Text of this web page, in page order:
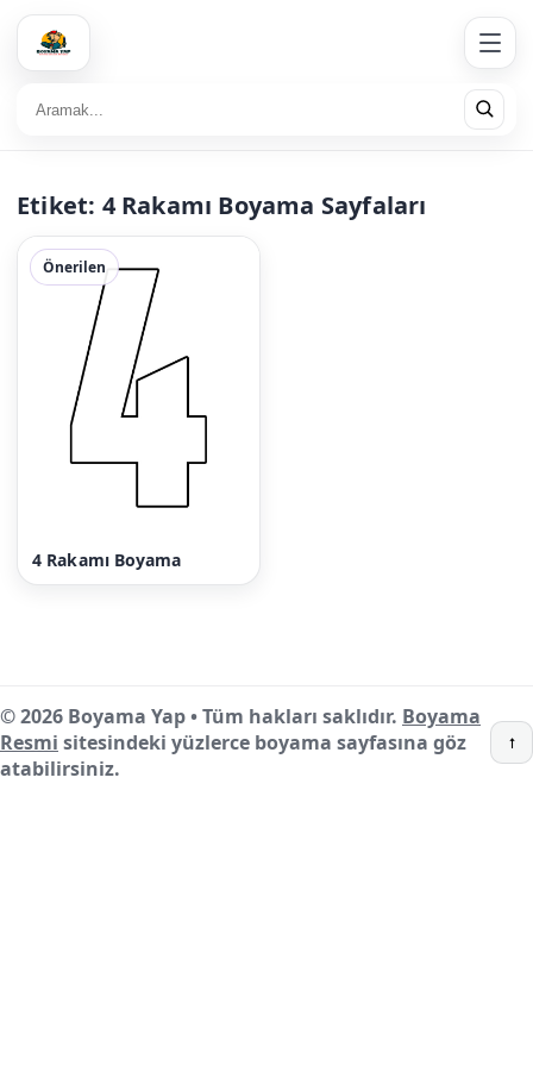
Etiket: 4 Rakamı Boyama Sayfaları
Önerilen
4 Rakamı Boyama
© 2026 Boyama Yap • Tüm hakları saklıdır. Boyama
Resmi sitesindeki yüzlerce boyama sayfasına göz
atabilirsiniz.
↑